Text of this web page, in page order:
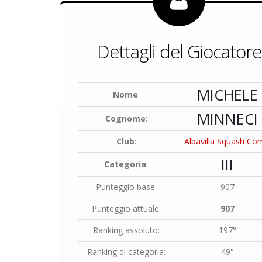
Dettagli del Giocatore
Nome: MICHELE
Cognome: MINNECI
Club: Albavilla Squash
Categoria: III
Punteggio base:
907
Punteggio attuale:
907
Ranking assoluto:
197°
Ranking di categoria:
49°